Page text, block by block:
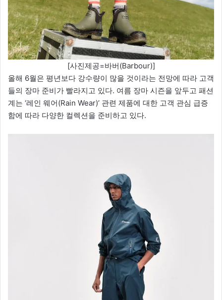
[사진제공=바버(Barbour)]
올해 6월은 평년보다 강수량이 많을 것이라는 전망에 따라 고객
들의 장마 준비가 빨라지고 있다. 여름 장마 시즌을 앞두고 패션
계는 ‘레인 웨어(Rain Wear)’ 관련 제품에 대한 고객 관심 급증
함에 따라 다양한 컬렉션을 준비하고 있다.